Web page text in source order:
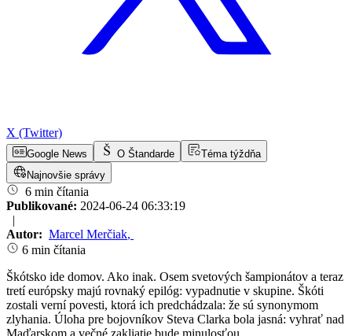
X (Twitter)
Google News O Štandarde
Téma týždňa
Najnovšie správy
6 min čítania
Publikované: 2024-06-24 06:33:19
|
Autor: Marcel Merčiak,
6 min čítania
Škótsko ide domov. Ako inak. Osem svetových šampionátov a teraz
tretí európsky majú rovnaký epilóg: vypadnutie v skupine. Škóti
zostali verní povesti, ktorá ich predchádzala: že sú synonymom
zlyhania. Úloha pre bojovníkov Steva Clarka bola jasná: vyhrať nad